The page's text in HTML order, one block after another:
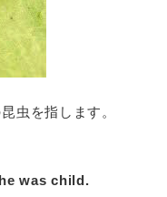
虫を指します。
was child.